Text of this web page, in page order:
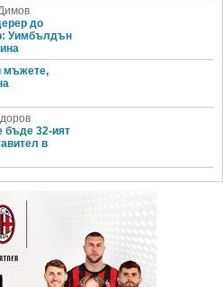
до
Уимбълдън
мъжете,
бъде 32-ият
в